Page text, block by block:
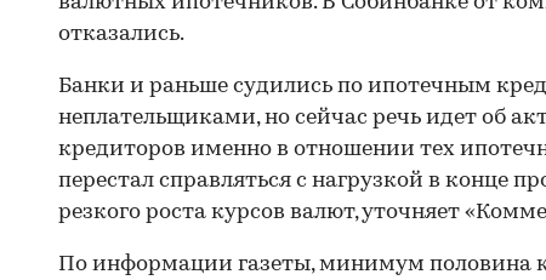
отказались.
Банки и раньше судились по ипотечным
неплательщиками, но сейчас речь идет об
кредиторов именно в отношении тех
перестал справляться с нагрузкой в конце
резкого роста курсов валют, уточняет
По информации газеты, минимум половина